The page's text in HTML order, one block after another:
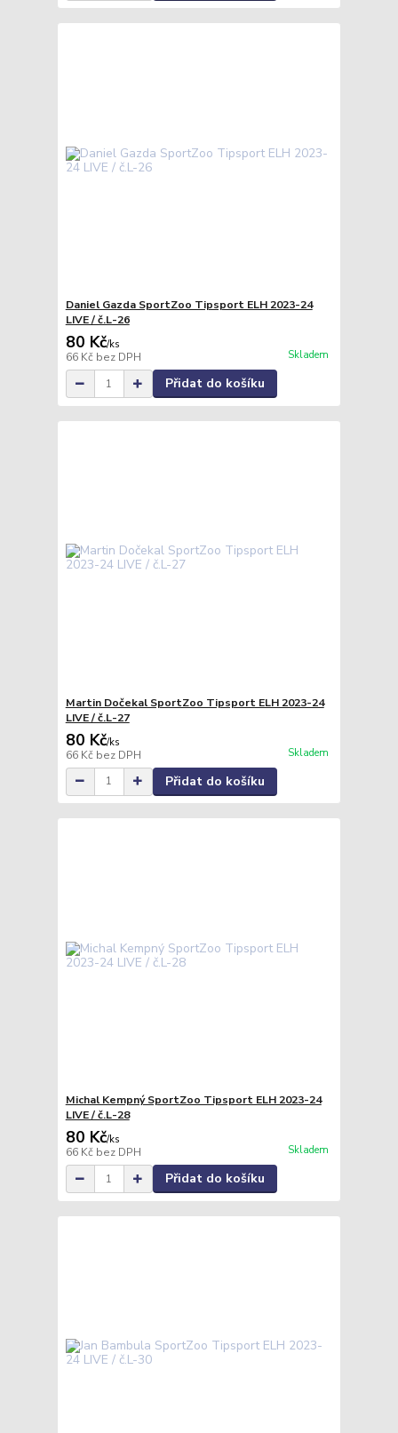
Daniel Gazda SportZoo Tipsport ELH 2023-24
LIVE / č.L-26
80 Kč/ks
66 Kč bez DPH Skladem
Přidat do košíku
Martin Dočekal SportZoo Tipsport ELH 2023-24
LIVE / č.L-27
80 Kč/ks
66 Kč bez DPH Skladem
Přidat do košíku
Michal Kempný SportZoo Tipsport ELH 2023-24
LIVE / č.L-28
80 Kč/ks
66 Kč bez DPH Skladem
Přidat do košíku